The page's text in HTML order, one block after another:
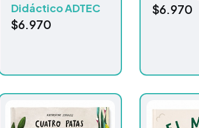
Didáctico ADTEC
$6.970
$6.970